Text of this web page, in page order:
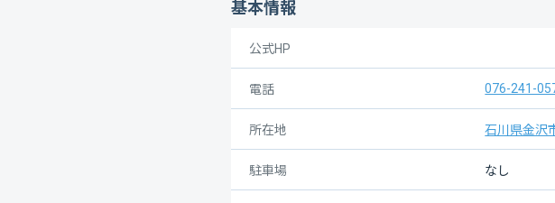
基本情報
公式HP
電話 076-241-
所在地 石川県金沢
駐車場 なし